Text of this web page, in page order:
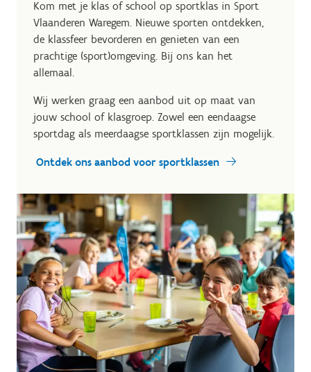
Kom met je klas of school op sportklas in Sport
Vlaanderen Waregem. Nieuwe sporten ontdekken,
de klassfeer bevorderen en genieten van een
prachtige (sport)omgeving. Bij ons kan het
allemaal.
Wij werken graag een aanbod uit op maat van
jouw school of klasgroep. Zowel een eendaagse
sportdag als meerdaagse sportklassen zijn mogelijk.
Ontdek ons aanbod voor sportklassen